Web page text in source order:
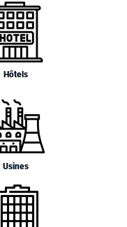
Hôtels
Usines